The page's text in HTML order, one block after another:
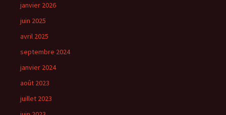
janvier 2026
juin 2025
avril 2025
septembre 2024
janvier 2024
août 2023
juillet 2023